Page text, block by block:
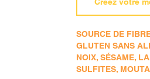
SOURCE DE
GLUTEN SANS
NOIX, SÉSAME,
SULFITES,